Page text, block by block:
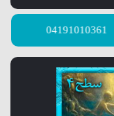
04191010361